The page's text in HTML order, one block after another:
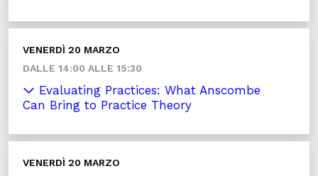
VENERDÌ 20 MARZO
DALLE 14:00 ALLE 15:30
Evaluating Practices: What Anscombe
Can Bring to Practice Theory
VENERDÌ 20 MARZO